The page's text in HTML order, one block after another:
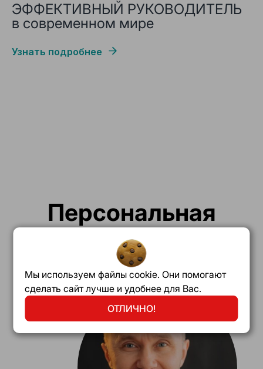
ЭФФЕКТИВНЫЙ РУКОВОДИТЕЛЬ
в современном мире
Узнать подробнее
Персональная
консультация
Мы используем файлы cookie. Они помогают
сделать сайт лучше и удобнее для Вас.
ОТЛИЧНО!